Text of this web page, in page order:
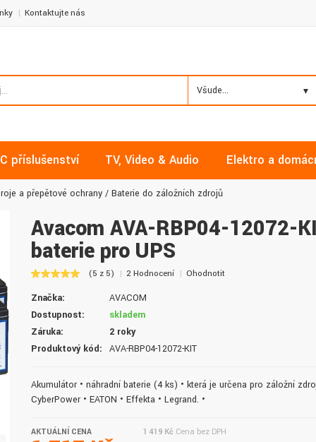
Kontaktujte nás
Všude...
příslušenství TV, Video & Audio Elektro a
a přepěťové ochrany Baterie do záložních zdrojů
Avacom AVA-RBP04-12072-
baterie pro UPS
(5 z 5) 2 Hodnocení Ohodnotit
Značka:
AVACOM
Dostupnost:
skladem
Záruka:
2 roky
Produktový kód:
AVA-RBP04-12072-KIT
Akumulátor • náhradní baterie (4 ks) • která je určena pro záložní
CyberPower • EATON • Effekta • Legrand. •
AKTUÁLNÍ CENA 1 419 Kč Cena bez DPH
Milan, Mělník
vždy v pořádku. Vše skladem a za
normální ceny. Třešničkou na dortu je
doručení do druhého dne.